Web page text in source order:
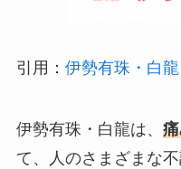
引用： 伊勢有珠・白龍
伊勢有珠・白龍は、
て、人のさまざまな